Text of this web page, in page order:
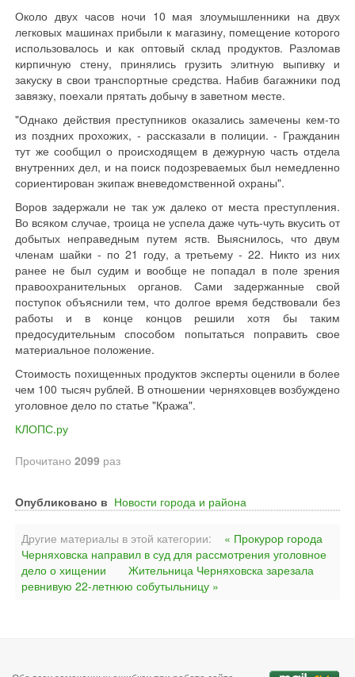
Около двух часов ночи 10 мая злоумышленники на двух
легковых машинах прибыли к магазину, помещение которого
использовалось и как оптовый склад продуктов. Разломав
кирпичную стену, принялись грузить элитную выпивку и
закуску в свои транспортные средства. Набив багажники под
завязку, поехали прятать добычу в заветном месте.
"Однако действия преступников оказались замечены кем-то
из поздних прохожих, - рассказали в полиции. - Гражданин
тут же сообщил о происходящем в дежурную часть отдела
внутренних дел, и на поиск подозреваемых был немедленно
сориентирован экипаж вневедомственной охраны".
Воров задержали не так уж далеко от места преступления.
Во всяком случае, троица не успела даже чуть-чуть вкусить от
добытых неправедным путем яств. Выяснилось, что двум
членам шайки - по 21 году, а третьему - 22. Никто из них
ранее не был судим и вообще не попадал в поле зрения
правоохранительных органов. Сами задержанные свой
поступок объяснили тем, что долгое время бедствовали без
работы и в конце концов решили хотя бы таким
предосудительным способом попытаться поправить свое
материальное положение.
Стоимость похищенных продуктов эксперты оценили в более
чем 100 тысяч рублей. В отношении черняховцев возбуждено
уголовное дело по статье "Кража".
КЛОПС.ру
Прочитано 2099 раз
Опубликовано в Новости города и района
Другие материалы в этой категории:
« Прокурор города
Черняховска направил в суд для рассмотрения уголовное
дело о хищении
Жительница Черняховска зарезала
ревнивую 22-летнюю собутыльницу »